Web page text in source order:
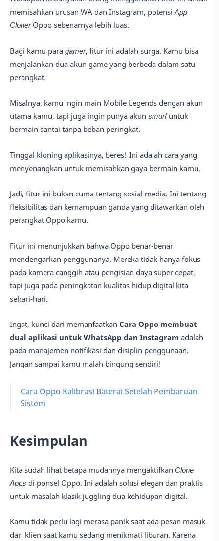
memisahkan urusan WA dan Instagram, potensiApp
ClonerOppo sebenarnya lebih luas.
Bagi kamu para gamer, fitur ini adalah surga. Kamu bisa
menjalankan dua akun game yang berbeda dalam satu
perangkat.
Misalnya, kamu ingin main Mobile Legends dengan akun
utama kamu, tapi juga ingin punya akun smurfuntuk
bermain santai tanpa beban peringkat.
Tinggal kloning aplikasinya, beres! Ini adalah cara yang
menyenangkan untuk memisahkan gaya bermain kamu.
Jadi, fitur ini bukan cuma tentang sosial media. Ini tentang
fleksibilitas dan kemampuan ganda yang ditawarkan oleh
perangkat Oppo kamu.
Fitur ini menunjukkan bahwa Oppo benar-benar
mendengarkan penggunanya. Mereka tidak hanya fokus
pada kamera canggih atau pengisian daya super cepat,
tapi juga pada peningkatan kualitas hidup digital kita
sehari-hari.
Ingat, kunci dari memanfaatkan Cara Oppo membuat
dual aplikasi untuk WhatsApp dan Instagram adalah
pada manajemen notifikasi dan disiplin penggunaan.
Jangan sampai kamu malah bingung sendiri!
Cara Oppo Kalibrasi Baterai Setelah Pembaruan
Sistem
Kesimpulan
Kita sudah lihat betapa mudahnya mengaktifkan Clone
Apps di ponsel Oppo. Ini adalah solusi elegan dan praktis
untuk masalah klasik juggling dua kehidupan digital.
Kamu tidak perlu lagi merasa panik saat ada pesan masuk
dari klien saat kamu sedang menikmati liburan. Karena